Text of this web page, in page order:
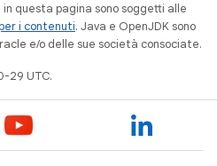
questa pagina sono soggetti alle
i contenuti. Java e OpenJDK sono
e/o delle sue società consociate.
29 UTC.